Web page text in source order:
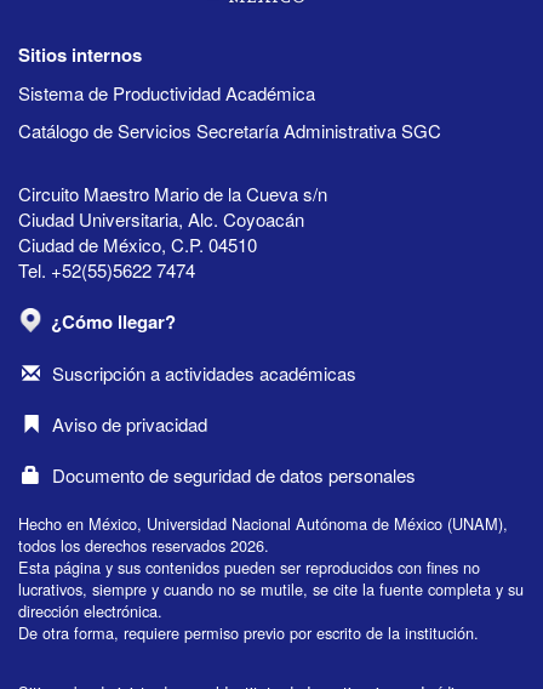
Sitios internos
Sistema de Productividad Académica
Catálogo de Servicios Secretaría Administrativa SGC
Circuito Maestro Mario de la Cueva s/n
Ciudad Universitaria, Alc. Coyoacán
Ciudad de México, C.P. 04510
Tel. +52(55)5622 7474
¿Cómo llegar?
Suscripción a actividades académicas
Aviso de privacidad
Documento de seguridad de datos personales
Hecho en México, Universidad Nacional Autónoma de México (UNAM),
todos los derechos reservados 2026.
Esta página y sus contenidos pueden ser reproducidos con fines no
lucrativos, siempre y cuando no se mutile, se cite la fuente completa y su
dirección electrónica.
De otra forma, requiere permiso previo por escrito de la institución.